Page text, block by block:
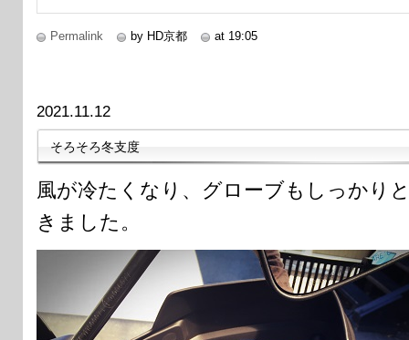
Permalink by HD京都 at 19:05
2021.11.12
そろそろ冬支度
風が冷たくなり、グローブもしっかり
きました。